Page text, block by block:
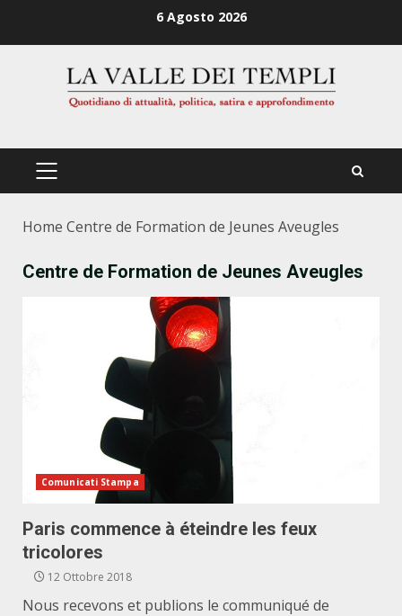
6 Agosto 2026
PRIMÄRES
Home Centre de Formation de Jeunes Aveugles
Centre de Formation de Jeunes Aveugles
Comunicati Stampa
Paris commence à éteindre les feux
tricolores
12 Ottobre 2018
Nous recevons et publions le communiqué de